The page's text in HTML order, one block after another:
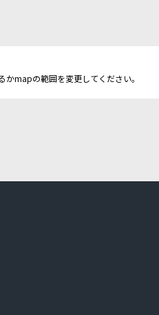
かmapの範囲を変更してください。